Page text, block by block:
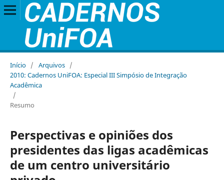
Início / Arquivos /
2010: Cadernos UniFOA: Especial III Simpósio de Integração
Acadêmica
/
Resumo
Perspectivas e opiniões dos
presidentes das ligas acadêmicas
de um centro universitário